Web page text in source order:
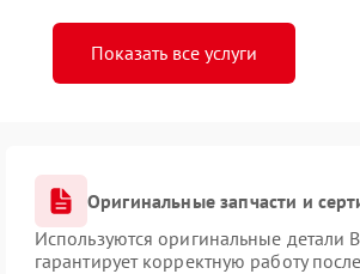
Показать все услуги
Оригинальные запчасти и
Используются оригинальные
гарантирует корректную работу